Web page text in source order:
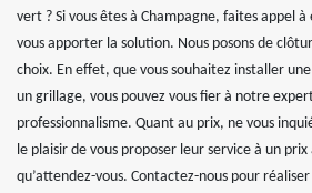
vert ? Si vous êtes à Champagne, faites appel
vous apporter la solution. Nous posons de
choix. En effet, que vous souhaitez installer
un grillage, vous pouvez vous fier à notre
professionnalisme. Quant au prix, ne vous
le plaisir de vous proposer leur service à un
qu’attendez-vous. Contactez-nous pour